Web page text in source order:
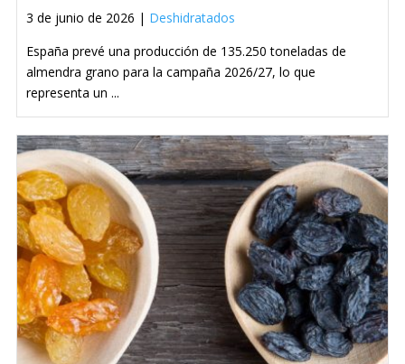
3 de junio de 2026 | Deshidratados
España prevé una producción de 135.250 toneladas de
almendra grano para la campaña 2026/27, lo que
representa un ...